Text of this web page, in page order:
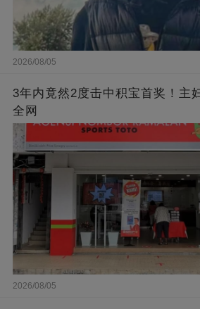
2026/08/05
3年内竟然2度击中积宝首奖！主
全网
2026/08/05